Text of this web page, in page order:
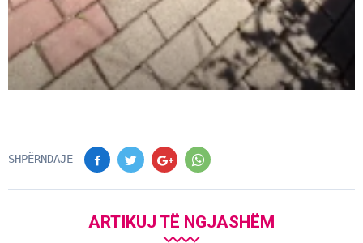
SHPËRNDAJE
ARTIKUJ TË NGJASHËM